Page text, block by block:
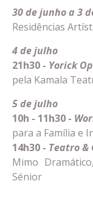
30 de junho a 3
Residências
4 de julho
21h30 - Yorick
pela Kamala
5 de julho
10h - 11h30 -
para a Família e
14h30 - Teatro &
Mimo
Sénior